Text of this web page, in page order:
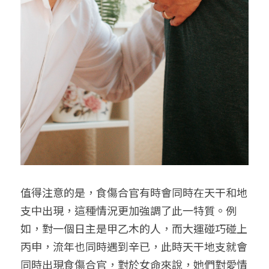
值得注意的是，食傷合官有時會同時在天干和地
支中出現，這種情況更加強調了此一特質。例
如，對一個日主是甲乙木的人，而大運碰巧碰上
丙申，流年也同時遇到辛已，此時天干地支就會
同時出現食傷合官，對於女命來說，她們對愛情